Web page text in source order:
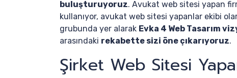
buluşturuyoruz. Avukat web sitesi yapan
kullanıyor, avukat web sitesi yapanlar ekibi
grubunda yer alarak Evka 4 Web Tasarım
arasındaki rekabette sizi öne çıkarıyoruz.
Şirket Web Sitesi